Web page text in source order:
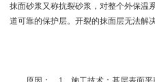
抹面砂浆又称抗裂砂浆，对整个外保温
道可靠的保护层。开裂的抹面层无法解